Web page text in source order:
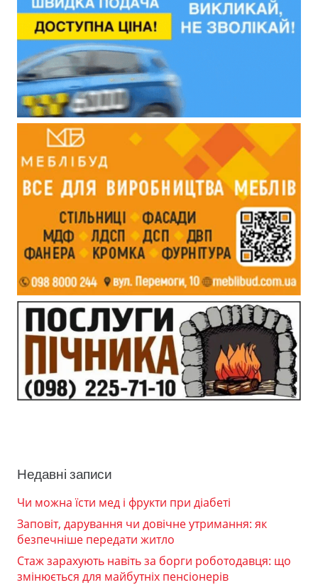
Недавні записи
Чи можна їсти мед і фрукти при діабеті
Заповіт, дарування чи довічне утримання: як
безпечніше передати житло
Стаж зарахують навіть за борги роботодавця: що
змінюється для майбутніх пенсіонерів